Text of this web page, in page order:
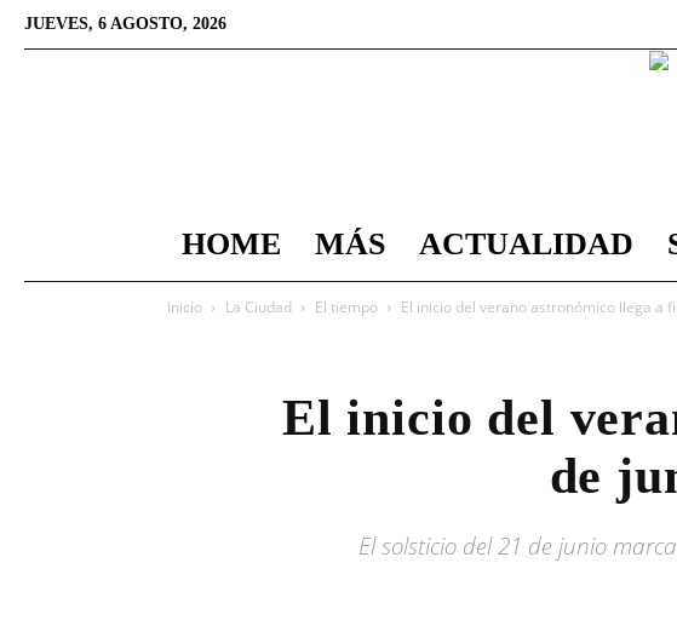
JUEVES, 6 AGOSTO, 2026
HOME MÁS ACTUALIDAD
Inicio La Ciudad El tiempo El inicio del verano astronómico llega a
El inicio del
de
El solsticio del 21 de junio